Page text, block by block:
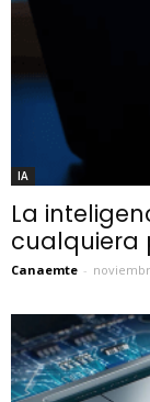
IA
La
cualquiera
Canaemte -